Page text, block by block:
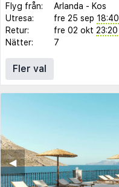
Flyg från: Arlanda - Kos
Utresa:
fre 25 sep 18:40
Retur:
fre 02 okt 23:20
Nätter:
7
Fler val
◀︎